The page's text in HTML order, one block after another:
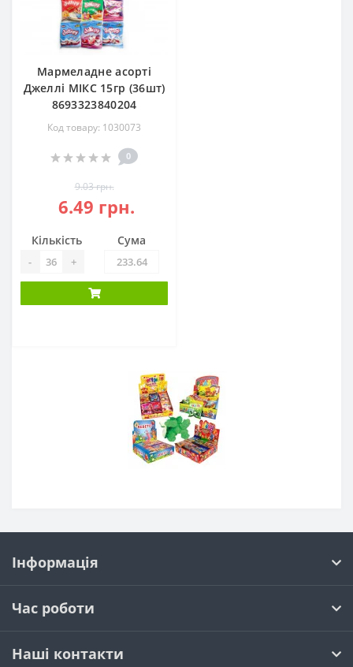
Мармеладне асорті
Джеллі МІКС 15гр (36шт)
8693323840204
Код товару: 1030073
0
9.03 грн.
6.49 грн.
Кількість
- +
Сума
Інформація
Час роботи
Наші контакти